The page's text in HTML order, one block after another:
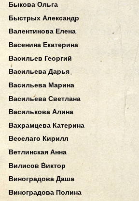
Быкова Ольга
Быстрых Александр
Валентинова Елена
Васенина Екатерина
Васильев Георгий
Васильева Дарья
Васильева Марина
Васильева Светлана
Василькова Алина
Вахрамцева Катерина
Веселаго Кирилл
Ветлинская Анна
Вилисов Виктор
Виноградова Даша
Виноградова Полина